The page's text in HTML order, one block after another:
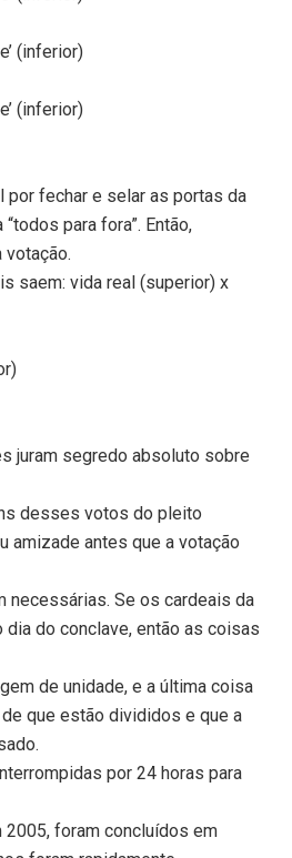
(inferior)
(inferior)
por fechar e selar as portas da
para fora”. Então,
votação.
saem: vida real (superior) x
juram segredo absoluto sobre
desses votos do pleito
antes que a votação
necessárias. Se os cardeais da
do conclave, então as coisas
de unidade, e a última coisa
que estão divididos e que a
por 24 horas para
2005, foram concluídos em